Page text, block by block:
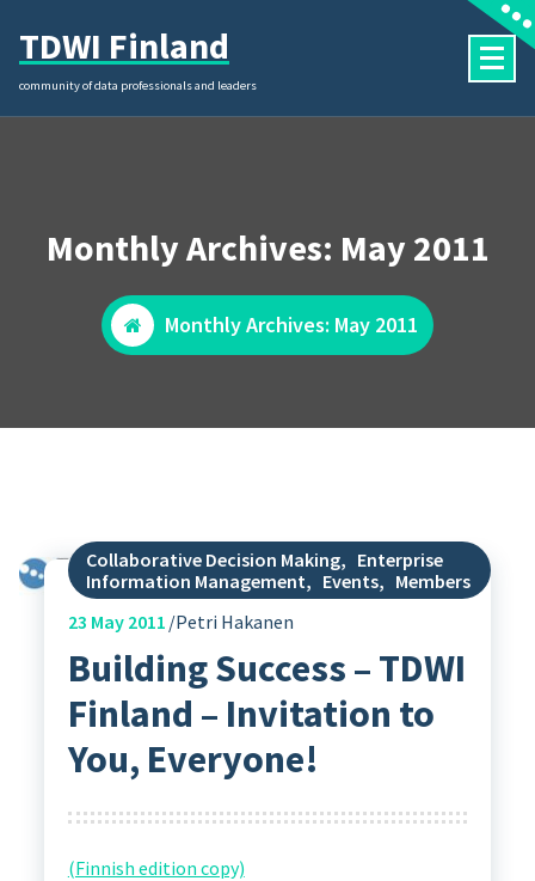
content
TDWI Finland
community of data professionals and leaders
Monthly Archives: May 2011
Monthly Archives: May 2011
Collaborative Decision Making, Enterprise
Information Management, Events, Members
23 May 2011 Petri Hakanen
Building Success – TDWI
Finland – Invitation to
You, Everyone!
(Finnish edition copy)